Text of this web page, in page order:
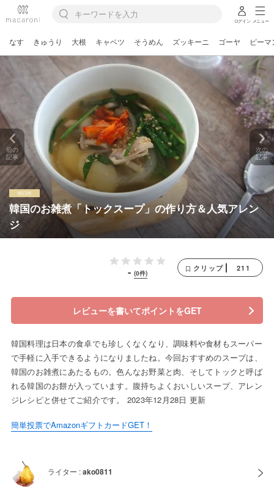
ログイン メニュー
なす きゅうり 大根 キャベツ そうめん ズッキーニ ゴーヤ ピーマ
韓国のお雑煮「トックスープ」の作り方＆人気アレン
ジ
前の
記事
次の
記事
- (0件)
クリップ 211
レビューを書いてポイントをGET
韓国料理は日本の食卓でも珍しくなくなり、調味料や食材もスーパー
で手軽に入手できるようになりましたね。今回おすすめのスープは、
韓国のお雑煮にあたるもの。色んなお野菜と肉、そしてトックと呼ば
れる韓国のお餅が入っています。腹持ちよくおいしいスープ、アレン
ジレシピと併せてご紹介です。 2023年12月28日 更新
簡単投票でAmazonギフトカードGET！
ライター :ako0811